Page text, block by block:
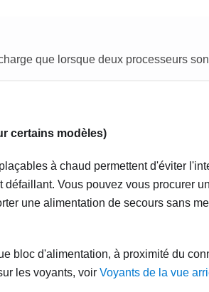
que lorsque deux processeurs
certains modèles)
à chaud permettent d'éviter
Vous pouvez vous procurer
une alimentation de secours sans
bloc d'alimentation, à proximité du
les voyants, voir Voyants de la vue